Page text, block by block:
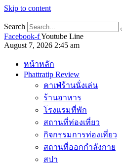
Skip to content
Search
Facebook-fYoutube Line
August 7, 2026 2:45 am
หน้าหลัก
Phattratip Review
คาเฟ่ร้านนั่งเล่น
ร้านอาหาร
โรงแรมที่พัก
สถานที่ท่องเที่ยว
กิจกรรมการท่องเที่ยว
สถานที่ออกกำลังกาย
สปา